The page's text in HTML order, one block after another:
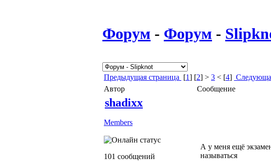
Форум - Форум -
Предыдущая страница [1] [2] > 3 < [4]
Автор
Сообщение
shadixx
Members
101 сообщений
А у меня ещё
называться